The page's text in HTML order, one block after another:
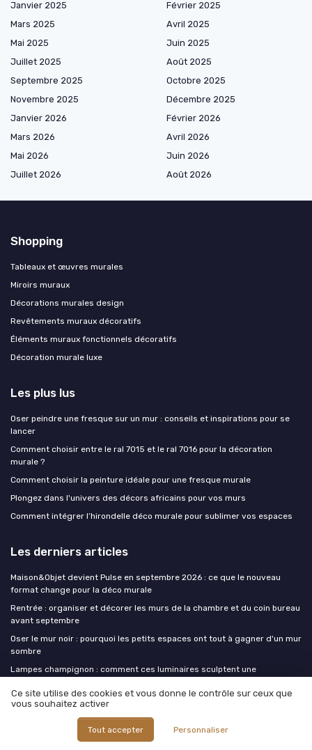
Janvier 2025
Février 2025
Mars 2025
Avril 2025
Mai 2025
Juin 2025
Juillet 2025
Août 2025
Septembre 2025
Octobre 2025
Novembre 2025
Décembre 2025
Janvier 2026
Février 2026
Mars 2026
Avril 2026
Mai 2026
Juin 2026
Juillet 2026
Août 2026
Shopping
Tableaux et œuvres murales
Miroirs muraux
Décorations murales design
Revêtements muraux décoratifs
Éléments muraux fonctionnels décoratifs
Décoration murale luxe
Les plus lus
Oser peindre une fresque sur un mur : conseils et inspirations pour se
lancer
Comment choisir entre le ral 7015 et le ral 7016 pour la décoration
murale ?
Comment choisir la peinture idéale pour une fresque murale
Plongez dans l'univers des décors africains pour vos murs
Comment intégrer l’hirondelle déco murale pour sublimer vos espaces
Les derniers articles
Maison&Objet devient Pulse en septembre 2026 : ce que le nouveau
format change pour la déco murale
Rentrée : organiser et décorer les murs de la chambre et du coin bureau
avant septembre
Oser le mur noir : pourquoi les petits espaces ont tout à gagner d'un mur
sombre
Lampes champignon : comment ces luminaires sculptent une
Le pegboard mural fait maison : organiser, exposer et décorer un mur en
Ce site utilise des cookies et vous donne le contrôle sur ceux que
vous souhaitez activer
Tout accepter Personnaliser